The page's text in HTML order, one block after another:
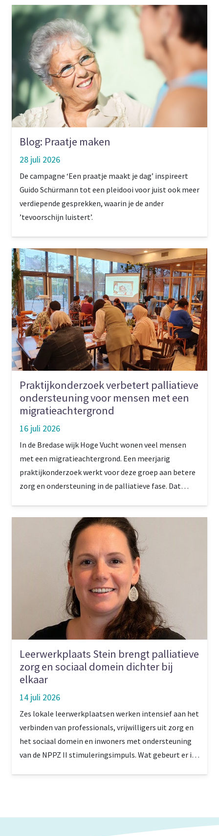
Blog: Praatje maken
28 juli 2026
De campagne ‘Een praatje maakt je dag’ inspireert
Guido Schürmann tot een pleidooi voor juist ook meer
verdiepende gesprekken, waarin je de ander
’tevoorschijn luistert’.
Praktijkonderzoek verbetert palliatieve
ondersteuning voor mensen met een
migratieachtergrond
16 juli 2026
In de Bredase wijk Hoge Vucht wonen veel mensen
met een migratieachtergrond. Een meerjarig
praktijkonderzoek werkt voor deze groep aan betere
zorg en ondersteuning in de palliatieve fase. Dat
zijn blijvende connecties ontstaan.’
Leerwerkplaats Stein brengt palliatieve
zorg en sociaal domein dichter bij
elkaar
14 juli 2026
Zes lokale leerwerkplaatsen werken intensief aan het
verbinden van professionals, vrijwilligers uit zorg en
het sociaal domein en inwoners met ondersteuning
van de NPPZ II stimuleringsimpuls. Wat gebeurt er in